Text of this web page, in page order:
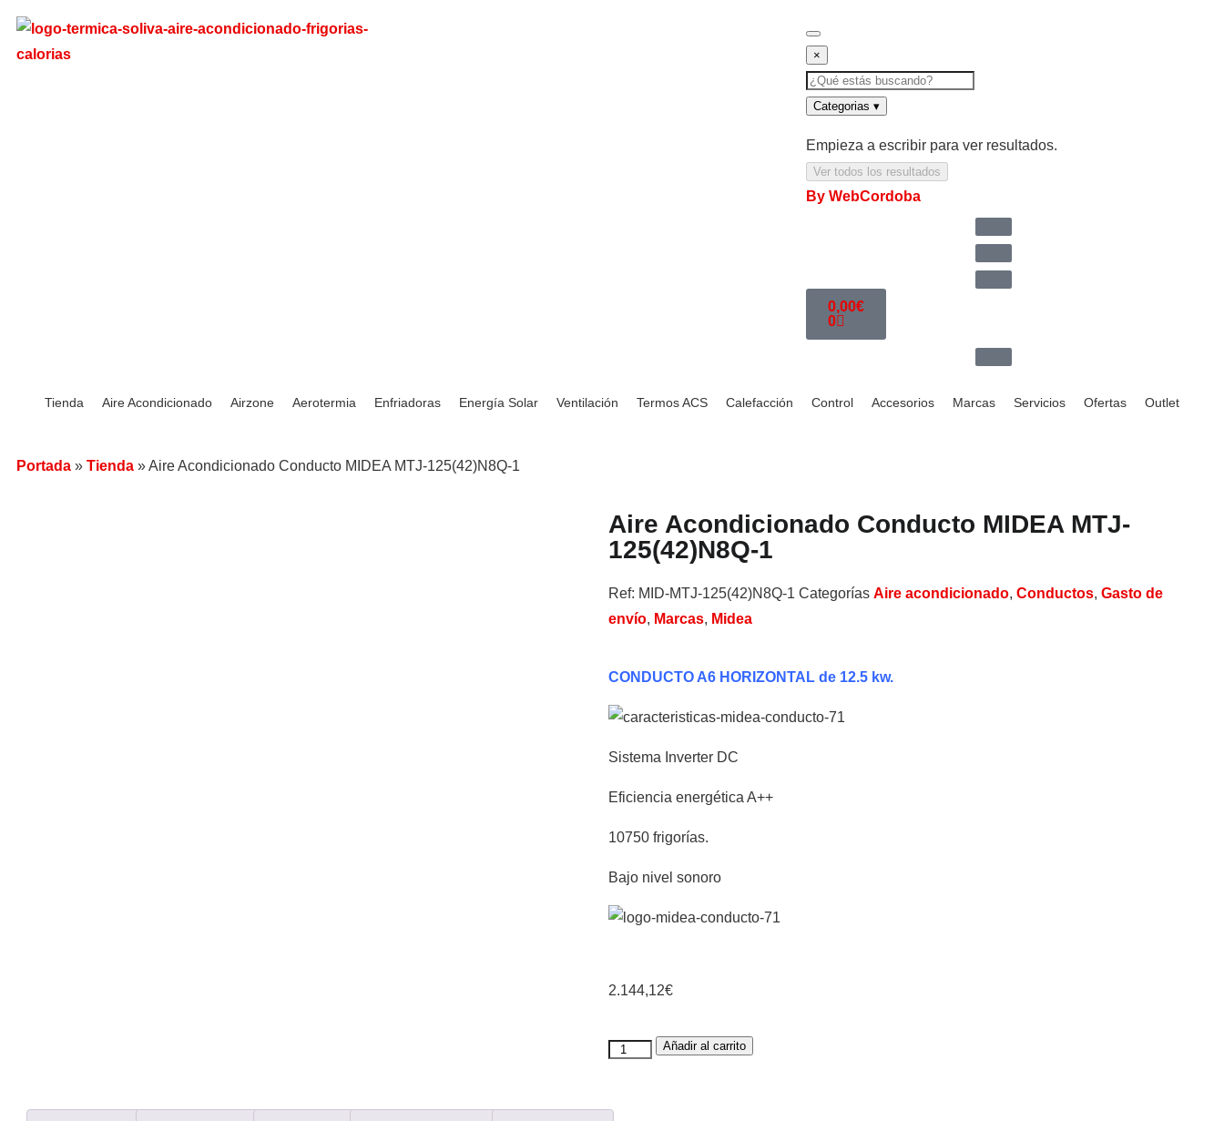
×
Categorias ▾
Empieza a escribir para ver resultados.
Ver todos los resultados
By WebCordoba
0,00€
0
Tienda Aire Acondicionado Airzone Aerotermia Enfriadoras Energía Solar Ventilación Termos ACS Calefacción Control Accesorios Marcas Servicios Ofertas Outlet
Portada » Tienda »Aire Acondicionado Conducto MIDEA MTJ-125(42)N8Q-1
Aire Acondicionado Conducto MIDEA MTJ-
125(42)N8Q-1
Ref: MID-MTJ-125(42)N8Q-1 Categorías Aire acondicionado, Conductos, Gasto de
envío, Marcas, Midea
CONDUCTO A6 HORIZONTAL de 12.5 kw.
Sistema Inverter DC
Eficiencia energética A++
10750 frigorías.
Bajo nivel sonoro
2.144,12€
Añadir al carrito